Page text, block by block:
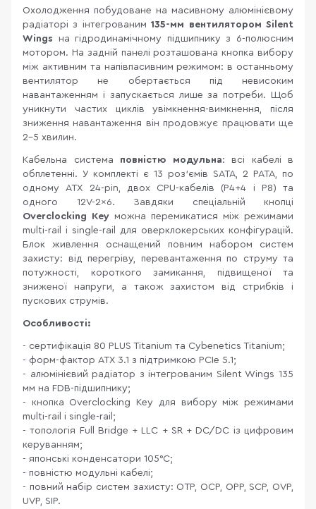
Охолодження побудоване на масивному алюмінієвому
радіаторі з інтегрованим135-мм вентилятором Silent
Wings на гідродинамічному підшипнику з 6-полюсним
мотором. На задній панелі розташована кнопка вибору
між активним та напівпасивним режимом: в останньому
вентилятор не обертається під невисоким
навантаженням і запускається лише за потреби. Щоб
уникнути частих циклів увімкнення-вимкнення, після
зниження навантаження він продовжує працювати ще
2–5 хвилин.
Кабельна система повністю модульна: всі кабелі в
обплетенні. У комплекті є 13 роз'ємів SATA, 2 PATA, по
одному ATX 24-pin, двох CPU-кабелів (P4+4 і P8) та
одного 12V-2x6. Завдяки спеціальній кнопці
Overclocking Key можна перемикатися між режимами
multi-rail і single-rail для оверклокерських конфігурацій.
Блок живлення оснащений повним набором систем
захисту: від перегріву, перевантаження по струму та
потужності, короткого замикання, підвищеної та
зниженої напруги, а також захистом від стрибків і
пускових струмів.
Особливості:
- сертифікація 80 PLUS Titanium та Cybenetics Titanium;
- форм-фактор ATX 3.1 з підтримкою PCIe 5.1;
- алюмінієвий радіатор з інтегрованим Silent Wings 135
мм на FDB-підшипнику;
- кнопка Overclocking Key для вибору між режимами
multi-rail і single-rail;
- топологія Full Bridge + LLC + SR + DC/DC із цифровим
керуванням;
- японські конденсатори 105°C;
- повністю модульні кабелі;
- повний набір систем захисту: OTP, OCP, OPP, SCP, OVP,
UVP, SIP.